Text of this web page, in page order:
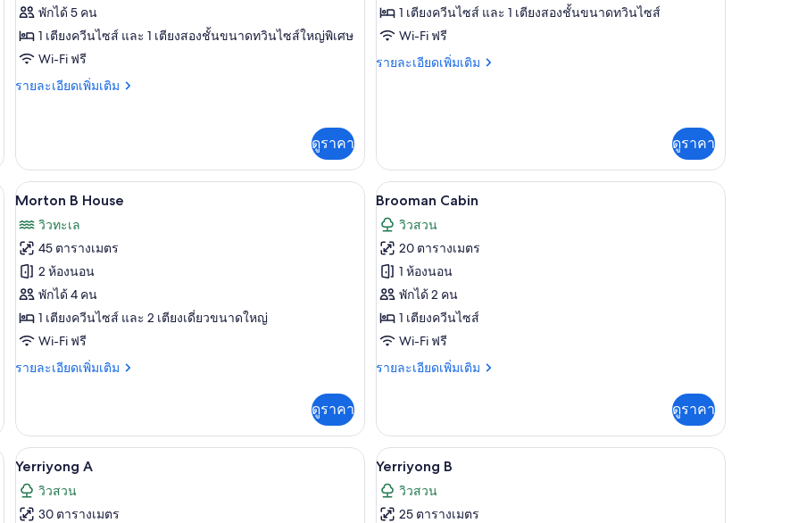
Currowan
House
พักได้ 5 คน
1 เตียงควีนไซส์ และ 1 เตียงสองชั้นขนาดทวินไซส์ใหญ่พิเศษ
Wi-Fi ฟรี
รายละเอียดเพิ่มเติม
ราย
กับ
Currowan
House
ดูราคา
Clyde
C
1 เตียงควีนไซส์ และ 1 เตียงสองชั้นขนาดทวินไซส์
Wi-Fi ฟรี
รายละเอียดเพิ่มเติม
ราย
Clyde
ดูราคา
เปิด
ภาพถ่าย
ทั้งหมด
ของ
Morton
B
House
6
Morton B House
วิวทะเล
45 ตารางเมตร
2 ห้องนอน
พักได้ 4 คน
1 เตียงควีนไซส์ และ 2 เตียงเดี่ยวขนาดใหญ่
Wi-Fi ฟรี
รายละเอียดเพิ่มเติม
ราย
เกี่ยว
กับ
Morton
House
ดูราคา
เปิด
ภาพถ่าย
ทั้งหมด
ของ
Brooman
Cabin
7
Brooman Cabin
วิวสวน
20 ตารางเมตร
1 ห้องนอน
พักได้ 2 คน
1 เตียงควีนไซส์
Wi-Fi ฟรี
รายละเอียดเพิ่มเติม
ราย
เกี่ยว
กับ
Brooman
Cabin
ดูราคา
เปิด
ภาพถ่าย
ทั้งหมด
4
Yerriyong A
วิวสวน
30 ตารางเมตร
เปิด
ภาพถ่าย
ทั้งหมด
6
Yerriyong B
วิวสวน
25 ตารางเมตร